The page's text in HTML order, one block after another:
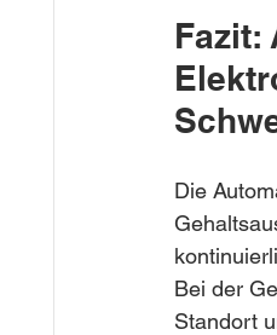
Fazit:
Die
Bei der
Standort